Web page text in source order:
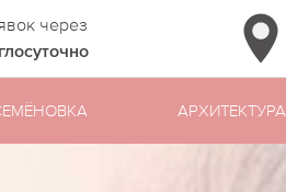
через
АРХИТЕКТУРА